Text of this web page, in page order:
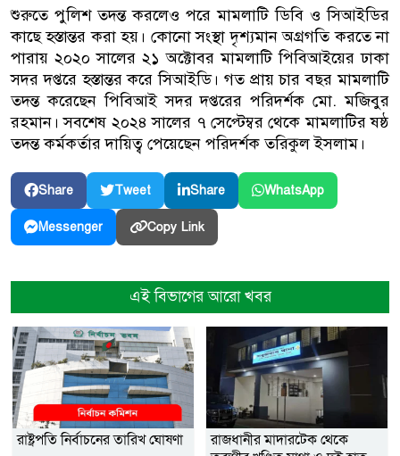
শুরুতে পুলিশ তদন্ত করলেও পরে মামলাটি ডিবি ও সিআইডির
কাছে হস্তান্তর করা হয়। কোনো সংস্থা দৃশ্যমান অগ্রগতি করতে না
পারায় ২০২০ সালের ২১ অক্টোবর মামলাটি পিবিআইয়ের ঢাকা
সদর দপ্তরে হস্তান্তর করে সিআইডি। গত প্রায় চার বছর মামলাটি
তদন্ত করেছেন পিবিআই সদর দপ্তরের পরিদর্শক মো. মজিবুর
রহমান। সবশেষ ২০২৪ সালের ৭ সেপ্টেম্বর থেকে মামলাটির ষষ্ঠ
তদন্ত কর্মকর্তার দায়িত্ব পেয়েছেন পরিদর্শক তরিকুল ইসলাম।
Share Tweet Share WhatsApp
Messenger Copy Link
এই বিভাগের আরো খবর
রাষ্ট্রপতি নির্বাচনের তারিখ ঘোষণা
রাজধানীর মাদারটেক থেকে